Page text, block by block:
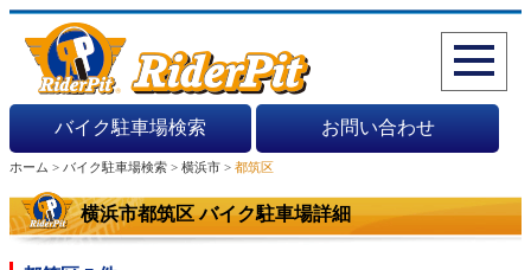
バイク駐車場検索 お問い合わせ
ホーム > バイク駐車場検索 > 横浜市 > 都筑区
横浜市都筑区 バイク駐車場詳細